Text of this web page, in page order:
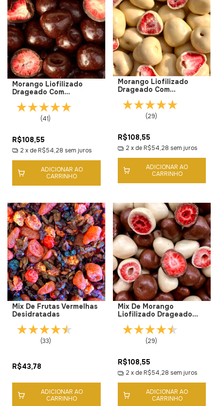
Morango Liofilizado
Drageado Com
Sem Adição de Açúcar
(41)
R$108,55
2 x de R$54,28 sem juros
ADICIONAR AO
CARRINHO
Morango Liofilizado
Drageado Com
Adição De Açúcar
(29)
R$108,55
2 x de R$54,28 sem juros
ADICIONAR AO
CARRINHO
Mix De Frutas Vermelhas
Desidratadas
(33)
R$43,78
ADICIONAR AO
CARRINHO
Mix De Morango
Liofilizado Drageado
Chocolate Ao Leite Sem
Adição De Açúcar
(29)
R$108,55
2 x de R$54,28 sem juros
ADICIONAR AO
CARRINHO